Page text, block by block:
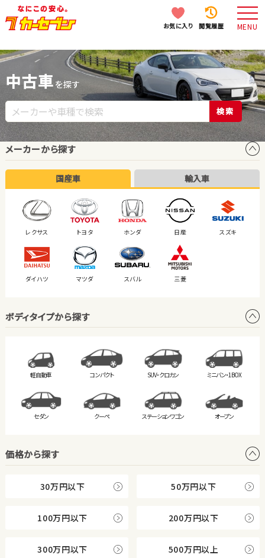
お気に入り 閲覧履歴 MENU
中古車 を探す
検索
メーカーから探す
国産車 輸入車
レクサス トヨタ ホンダ 日産 スズキ
ダイハツ マツダ スバル 三菱
ボディタイプから探す
軽自動車 コンパクト SUV・クロカン ミニバン・1BOX
セダン クーペ ステーションワゴン オープン
価格から探す
30万円以下 50万円以下
100万円以下 200万円以下
300万円以下 500万円以上